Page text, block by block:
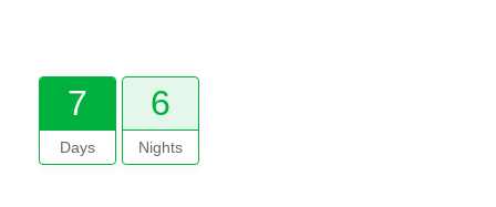
7
Days
6
Nights